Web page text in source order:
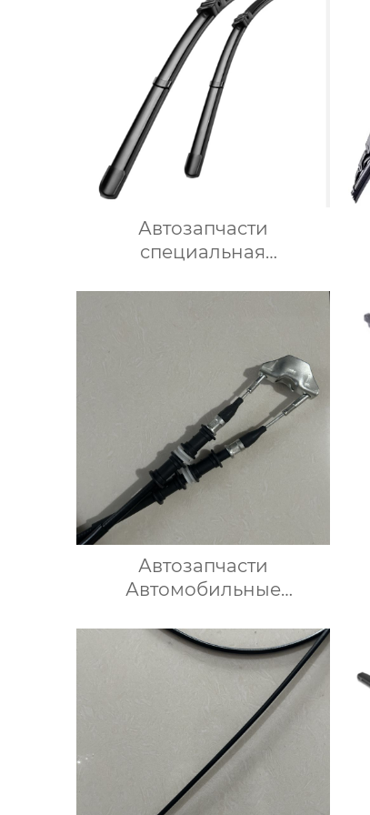
Автозапчасти
специальная
Автозапчасти
Автомобильные
для Опель